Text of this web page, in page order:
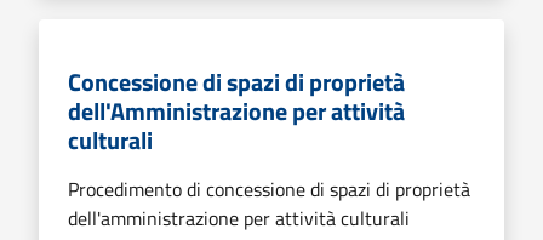
Concessione di spazi di proprietà
dell'Amministrazione per attività
culturali
Procedimento di concessione di spazi di proprietà
dell'amministrazione per attività culturali